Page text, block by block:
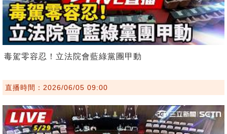
毒駕零容忍！立法院會藍綠黨團甲動
直播時間：2026/06/05 09:00